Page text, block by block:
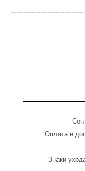
Оплата и
Знаки